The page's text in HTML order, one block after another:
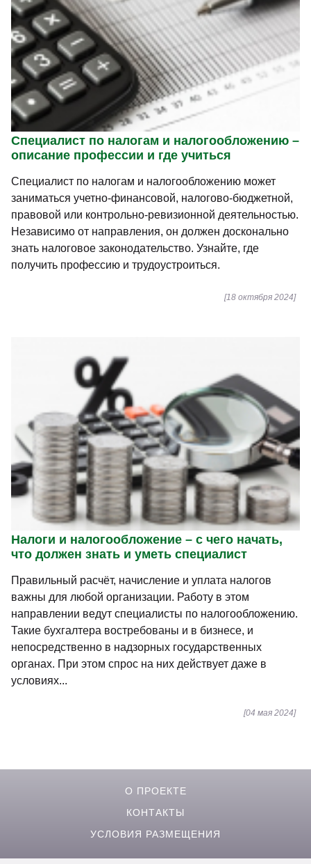
Специалист по налогам и налогообложению –
описание профессии и где учиться
Специалист по налогам и налогообложению может
заниматься учетно-финансовой, налогово-бюджетной,
правовой или контрольно-ревизионной деятельностью.
Независимо от направления, он должен досконально
знать налоговое законодательство. Узнайте, где
получить профессию и трудоустроиться.
[18 октября 2024]
Налоги и налогообложение – с чего начать,
что должен знать и уметь специалист
Правильный расчёт, начисление и уплата налогов
важны для любой организации. Работу в этом
направлении ведут специалисты по налогообложению.
Такие бухгалтера востребованы и в бизнесе, и
непосредственно в надзорных государственных
органах. При этом спрос на них действует даже в
условиях...
[04 мая 2024]
О ПРОЕКТЕ
КОНТАКТЫ
УСЛОВИЯ РАЗМЕЩЕНИЯ